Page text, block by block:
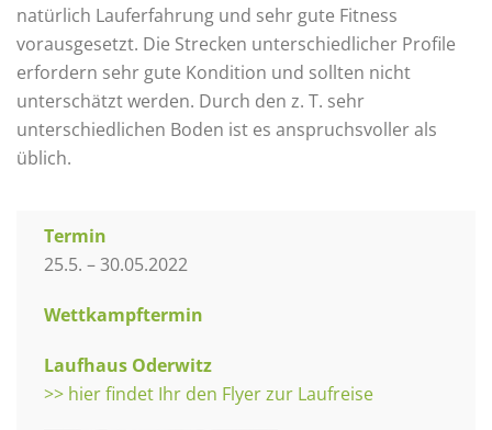
natürlich Lauferfahrung und sehr gute Fitness
vorausgesetzt. Die Strecken unterschiedlicher Profile
erfordern sehr gute Kondition und sollten nicht
unterschätzt werden. Durch den z. T. sehr
unterschiedlichen Boden ist es anspruchsvoller als
üblich.
Termin
25.5. – 30.05.2022
Wettkampftermin
Laufhaus Oderwitz
>> hier findet Ihr den Flyer zur Laufreise